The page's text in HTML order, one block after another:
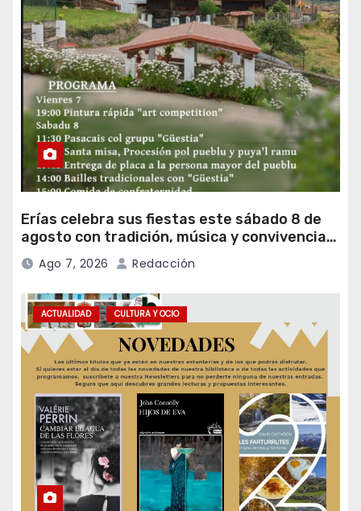
Erías celebra sus fiestas este sábado 8 de
agosto con tradición, música y convivencia
vecinal
Ago 7, 2026 Redacción
ACTUALIDAD CULTURA Y OCIO